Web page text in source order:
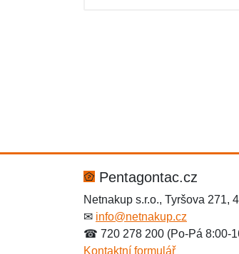
Pentagontac.cz
Netnakup s.r.o., Tyršova 271,
✉ info@netnakup.cz
☎ 720 278 200 (Po-Pá 8:00-
Kontaktní formulář